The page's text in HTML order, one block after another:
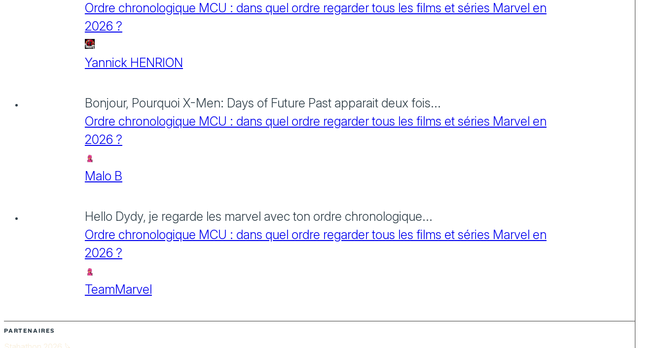
Ordre chronologique MCU : dans quel ordre regarder tous les films et séries Marvel en
2026 ?
Yannick HENRION
Bonjour, Pourquoi X-Men: Days of Future Past apparait deux fois...
Ordre chronologique MCU : dans quel ordre regarder tous les films et séries Marvel en
2026 ?
Malo B
Hello Dydy, je regarde les marvel avec ton ordre chronologique...
Ordre chronologique MCU : dans quel ordre regarder tous les films et séries Marvel en
2026 ?
TeamMarvel
PARTENAIRES